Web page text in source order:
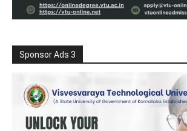
Sponsor Ads 3